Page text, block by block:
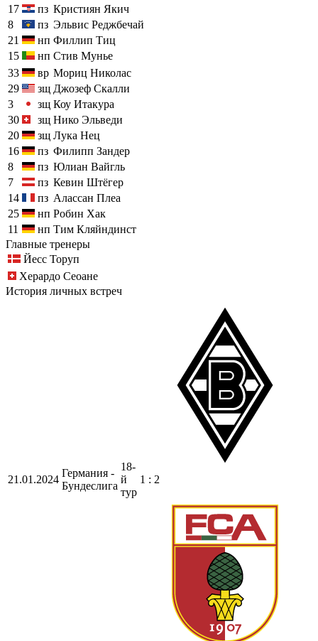
17
пз Кристиян Якич
8
пз Эльвис Реджбечай
21
нп Филлип Тиц
15
нп Стив Мунье
33
вр Мориц Николас
29
зщ Джозеф Скалли
3
зщ Коу Итакура
30
зщ Нико Эльведи
20
зщ Лука Нец
16
пз Филипп Зандер
8
пз Юлиан Вайгль
7
пз Кевин Штёгер
14
пз Алассан Плеа
25
нп Робин Хак
11
нп Тим Кляйндинст
Главные тренеры
Йесс Торуп
Херардо Сеоане
История личных встреч
21.01.2024
Германия -
Бундеслига
18-
й
тур
1 : 2